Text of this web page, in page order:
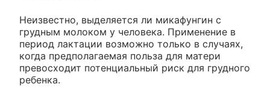
Неизвестно, выделяется ли микафунгин с
грудным молоком у человека. Применение в
период лактации возможно только в случаях,
когда предполагаемая польза для матери
превосходит потенциальный риск для грудного
ребенка.